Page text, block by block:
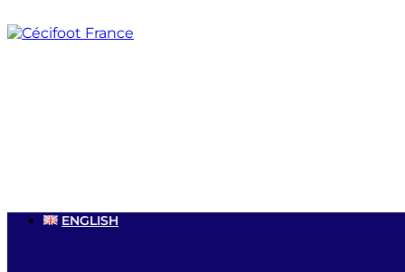
au
ENGLISH